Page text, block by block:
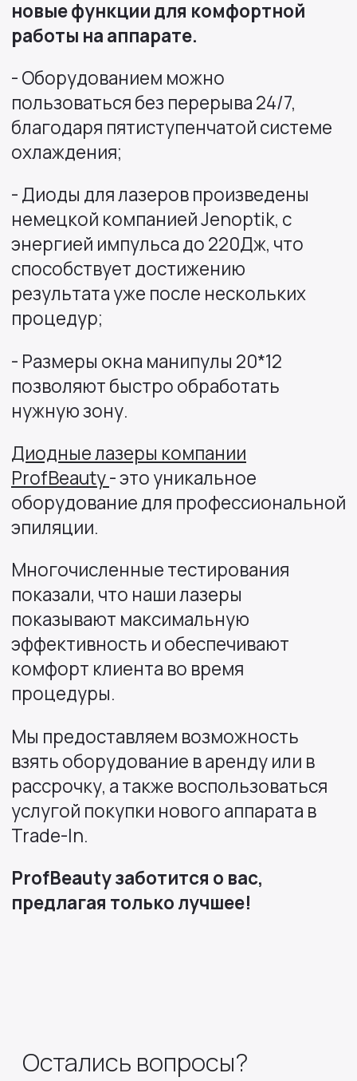
новые функции для комфортной
работы на аппарате.
- Оборудованием можно
пользоваться без перерыва 24/7,
благодаря пятиступенчатой системе
охлаждения;
- Диоды для лазеров произведены
немецкой компанией Jenoptik, с
энергией импульса до 220Дж, что
способствует достижению
результата уже после нескольких
процедур;
- Размеры окна манипулы 20*12
позволяют быстро обработать
нужную зону.
Диодные лазеры компании
ProfBeauty- это уникальное
оборудование для профессиональной
эпиляции.
Многочисленные тестирования
показали, что наши лазеры
показывают максимальную
эффективность и обеспечивают
комфорт клиента во время
процедуры.
Мы предоставляем возможность
взять оборудование в аренду или в
рассрочку, а также воспользоваться
услугой покупки нового аппарата в
Trade-In.
ProfBeauty заботится о вас,
предлагая только лучшее!
Остались вопросы?